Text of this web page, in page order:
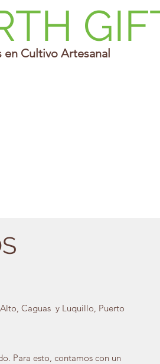
en Cultivo Artesanal
Caguas y Luquillo, Puerto
Para esto, contamos con un